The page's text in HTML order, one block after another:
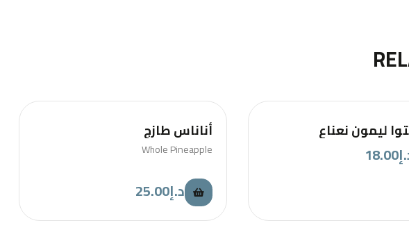
ليمون نعناع
18.00
أناناس طازج
Whole Pineapple
د.إ25.00